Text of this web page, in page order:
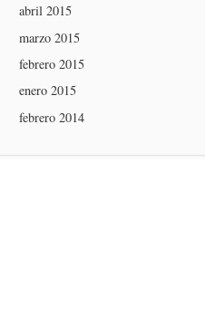
abril 2015
marzo 2015
febrero 2015
enero 2015
febrero 2014